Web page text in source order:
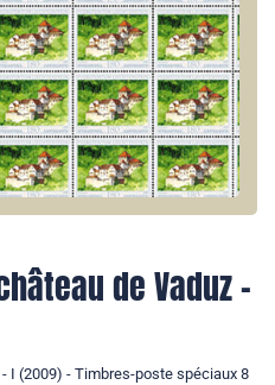
de Vaduz -
I (2009) - Timbres-poste spéciaux 8